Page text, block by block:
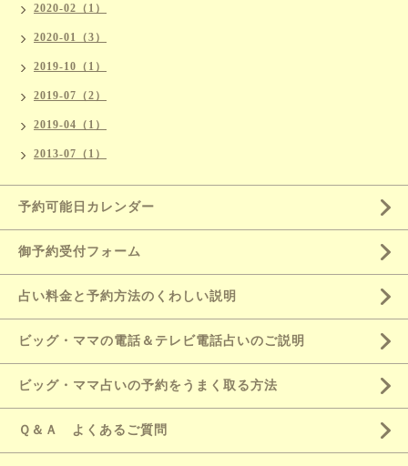
2020-02（1）
2020-01（3）
2019-10（1）
2019-07（2）
2019-04（1）
2013-07（1）
予約可能日カレンダー
御予約受付フォーム
占い料金と予約方法のくわしい説明
ビッグ・ママの電話＆テレビ電話占いのご説明
ビッグ・ママ占いの予約をうまく取る方法
Ｑ＆Ａ よくあるご質問